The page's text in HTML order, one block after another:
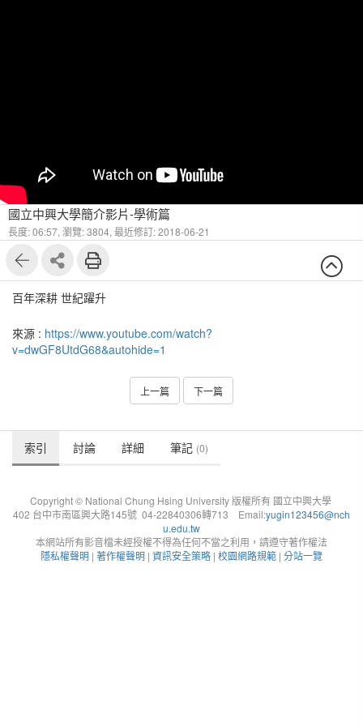
國立中興大學簡介影片-學術篇
長度: 06:57, 瀏覽: 3804, 最近修訂: 2018-06-21
百年深耕 世紀躍升
來源 : https://www.youtube.com/watch?
v=dwGF8UtdG68&autohide=1
上一篇 下一篇
索引 討論 詳細 筆記 (0)
Copyright © National Chung Hsing University 版權所有 國立中興大學
402 台中市南區興大路145號 04-22840306轉713 Email:yugin123456@nch
u.edu.tw
本網站所有影音檔未經授權不得為任何不當之利用，請遵守著作權法
隱私權聲明 | 著作權聲明 | 資訊安全策略 | 校園網路規範 | 分站一覽